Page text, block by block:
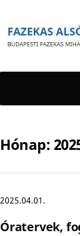
Hónap:
2025.04.01.
Óratervek,